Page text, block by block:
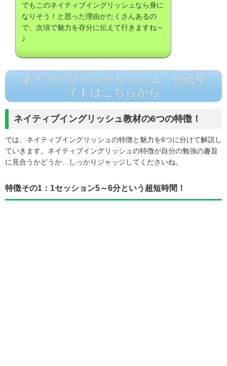
でもこのネイティブイングリッシュなら身に
なりそう！と思った理由がたくさんあるの
で、次項で魅力を存分に伝えて行きますね～
♪
ネイティブイングリッシュ 公式サ
イトはこちらから
ネイティブイングリッシュ教材の6つの特徴！
では、ネイティブイングリッシュの特徴と魅力を6つに分けて解説し
ていきます。ネイティブイングリッシュの特徴が自分の勉強の趣旨
に見合うかどうか…しっかりジャッジしてくださいね。
特徴その1：1セッション5～6分という超短時間！